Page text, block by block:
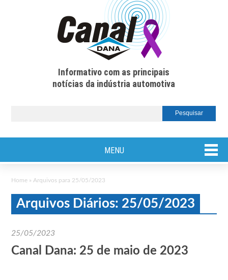
Informativo com as principais
notícias da indústria automotiva
MENU
Home » Arquivos para 25/05/2023
Arquivos Diários: 25/05/2023
25/05/2023
Canal Dana: 25 de maio de 2023